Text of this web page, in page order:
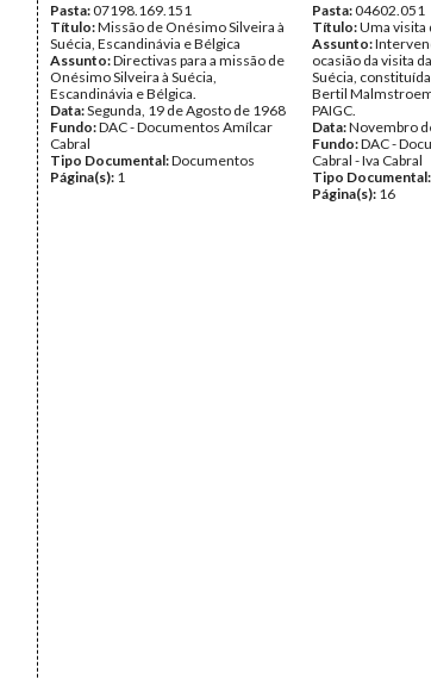
Pasta:07198.169.151
Título:Missão de Onésimo Silveira à
Suécia, Escandinávia e Bélgica
Assunto:Directivas para a missão de
Onésimo Silveira à Suécia,
Escandinávia e Bélgica.
Data:Segunda, 19 de Agosto de 1968
Fundo:DAC - Documentos Amílcar
Cabral
Tipo Documental:Documentos
Página(s): 1
Pasta:04602.051
Título:Uma visita
Assunto:
ocasião da visita
Suécia,
Bertil
PAIGC.
Data:Novembro
Fundo:DAC -
Cabral - Iva Cabral
Tipo Documental:
Página(s): 16